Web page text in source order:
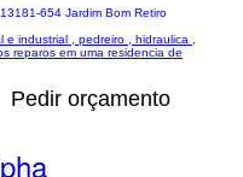
654 Jardim Bom Retiro
industrial , pedreiro , hidraulica ,
reparos em uma residencia de
Pedir orçamento